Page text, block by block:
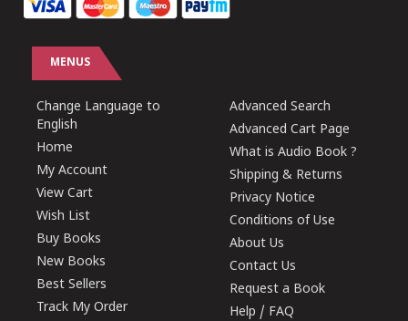
MENUS
Change Language to
English
Home
My Account
View Cart
Wish List
Buy Books
New Books
Best Sellers
Track My Order
Advanced Search
Advanced Cart Page
What is Audio Book ?
Shipping & Returns
Privacy Notice
Conditions of Use
About Us
Contact Us
Request a Book
Help / FAQ